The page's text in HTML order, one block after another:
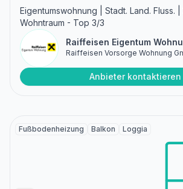
Eigentumswohnung | Stadt. Land. Fluss.
Wohntraum - Top 3/3
Raiffeisen Eigentum
Raiffeisen Vorsorge Wohnung
Anbieter kontaktieren
Fußbodenheizung Balkon Loggia